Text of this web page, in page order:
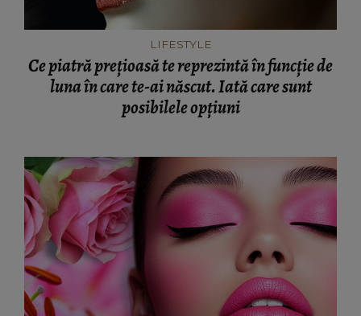
LIFESTYLE
Ce piatră prețioasă te reprezintă în funcție de
luna în care te-ai născut. Iată care sunt
posibilele opțiuni